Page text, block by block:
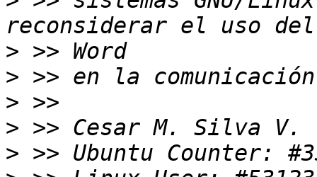
>
>
>
>
>